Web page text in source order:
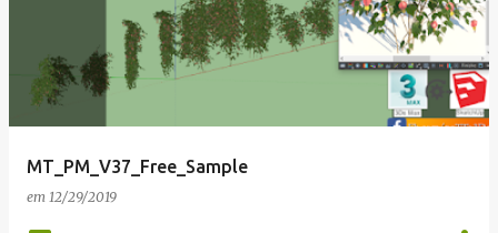
MT_PM_V37_Free_Sample
em 12/29/2019